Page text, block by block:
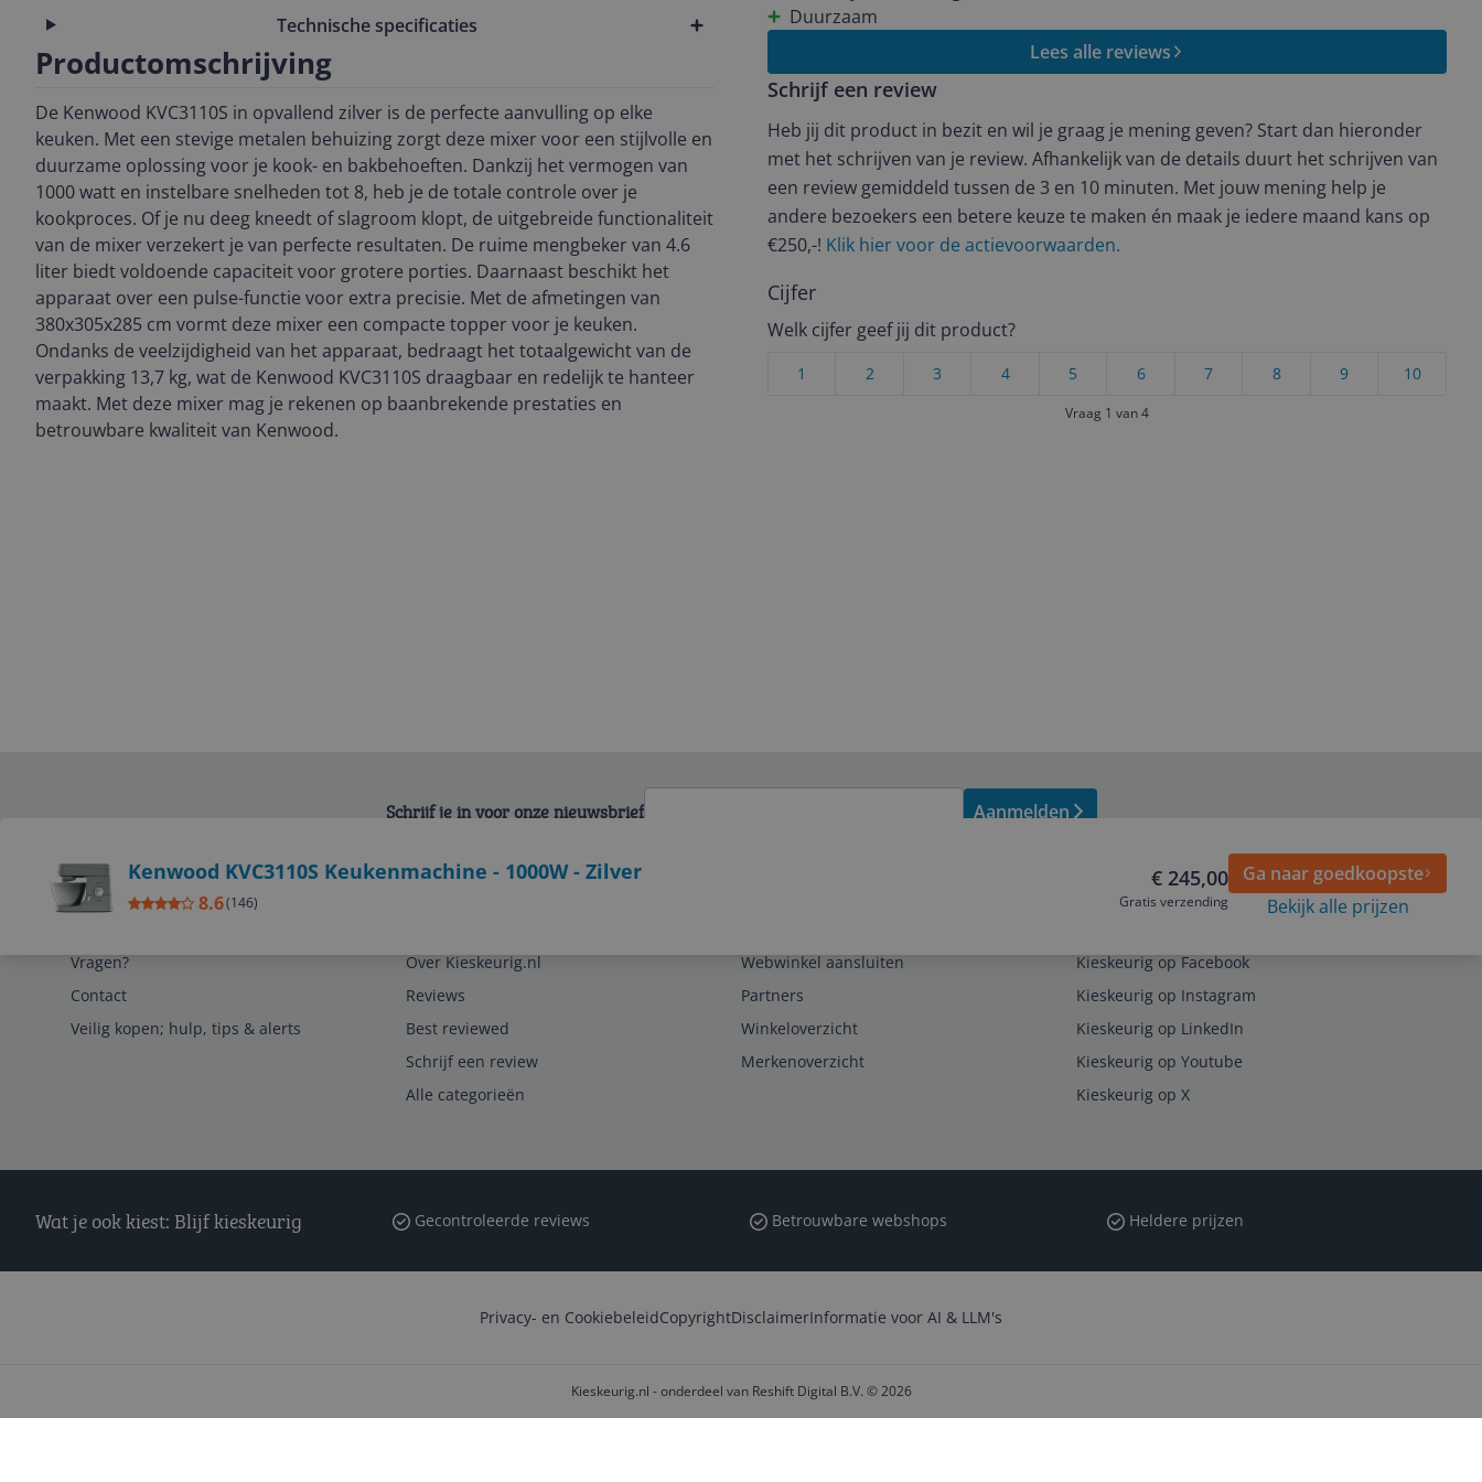
Technische specificaties
Productomschrijving
De Kenwood KVC3110S in opvallend zilver is de perfecte aanvulling op elke
keuken. Met een stevige metalen behuizing zorgt deze mixer voor een stijlvolle en
duurzame oplossing voor je kook- en bakbehoeften. Dankzij het vermogen van
1000 watt en instelbare snelheden tot 8, heb je de totale controle over je
kookproces. Of je nu deeg kneedt of slagroom klopt, de uitgebreide functionaliteit
van de mixer verzekert je van perfecte resultaten. De ruime mengbeker van 4.6
liter biedt voldoende capaciteit voor grotere porties. Daarnaast beschikt het
apparaat over een pulse-functie voor extra precisie. Met de afmetingen van
380x305x285 cm vormt deze mixer een compacte topper voor je keuken.
Ondanks de veelzijdigheid van het apparaat, bedraagt het totaalgewicht van de
verpakking 13,7 kg, wat de Kenwood KVC3110S draagbaar en redelijk te hanteer
maakt. Met deze mixer mag je rekenen op baanbrekende prestaties en
betrouwbare kwaliteit van Kenwood.
Duurzaam
Lees alle reviews
Schrijf een review
Heb jij dit product in bezit en wil je graag je mening geven? Start dan hieronder
met het schrijven van je review. Afhankelijk van de details duurt het schrijven van
een review gemiddeld tussen de 3 en 10 minuten. Met jouw mening help je
andere bezoekers een betere keuze te maken én maak je iedere maand kans op
€250,-! Klik hier voor de actievoorwaarden.
Cijfer
Welk cijfer geef jij dit product?
10
9
8
7
6
5
4
3
2
1
Vraag 1 van 4
Kenwood KVC3110S Keukenmachine - 1000W - Zilver
8.6(146)
€ 245,00
Gratis verzending
Ga naar goedkoopste
Bekijk alle prijzen
Schrijf je in voor onze nieuwsbrief Aanmelden
Vragen?
Contact
Veilig kopen; hulp, tips & alerts
Over Kieskeurig.nl
Reviews
Best reviewed
Schrijf een review
Alle categorieën
Webwinkel aansluiten
Partners
Winkeloverzicht
Merkenoverzicht
Kieskeurig op Facebook
Kieskeurig op Instagram
Kieskeurig op LinkedIn
Kieskeurig op Youtube
Kieskeurig op X
Wat je ook kiest: Blijf kieskeurig Gecontroleerde reviews Betrouwbare webshops Heldere prijzen
Privacy- en CookiebeleidCopyrightDisclaimerInformatie voor AI & LLM's
Kieskeurig.nl - onderdeel van Reshift Digital B.V. © 2026